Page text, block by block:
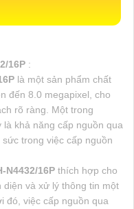
16P :
là một sản phẩm chất
đến 8.0 megapixel, cho
rõ ràng. Một trong
khả năng cấp nguồn qua
trong việc cấp nguồn
N4432/16P thích hợp cho
và xử lý thông tin một
đó, việc cấp nguồn qua